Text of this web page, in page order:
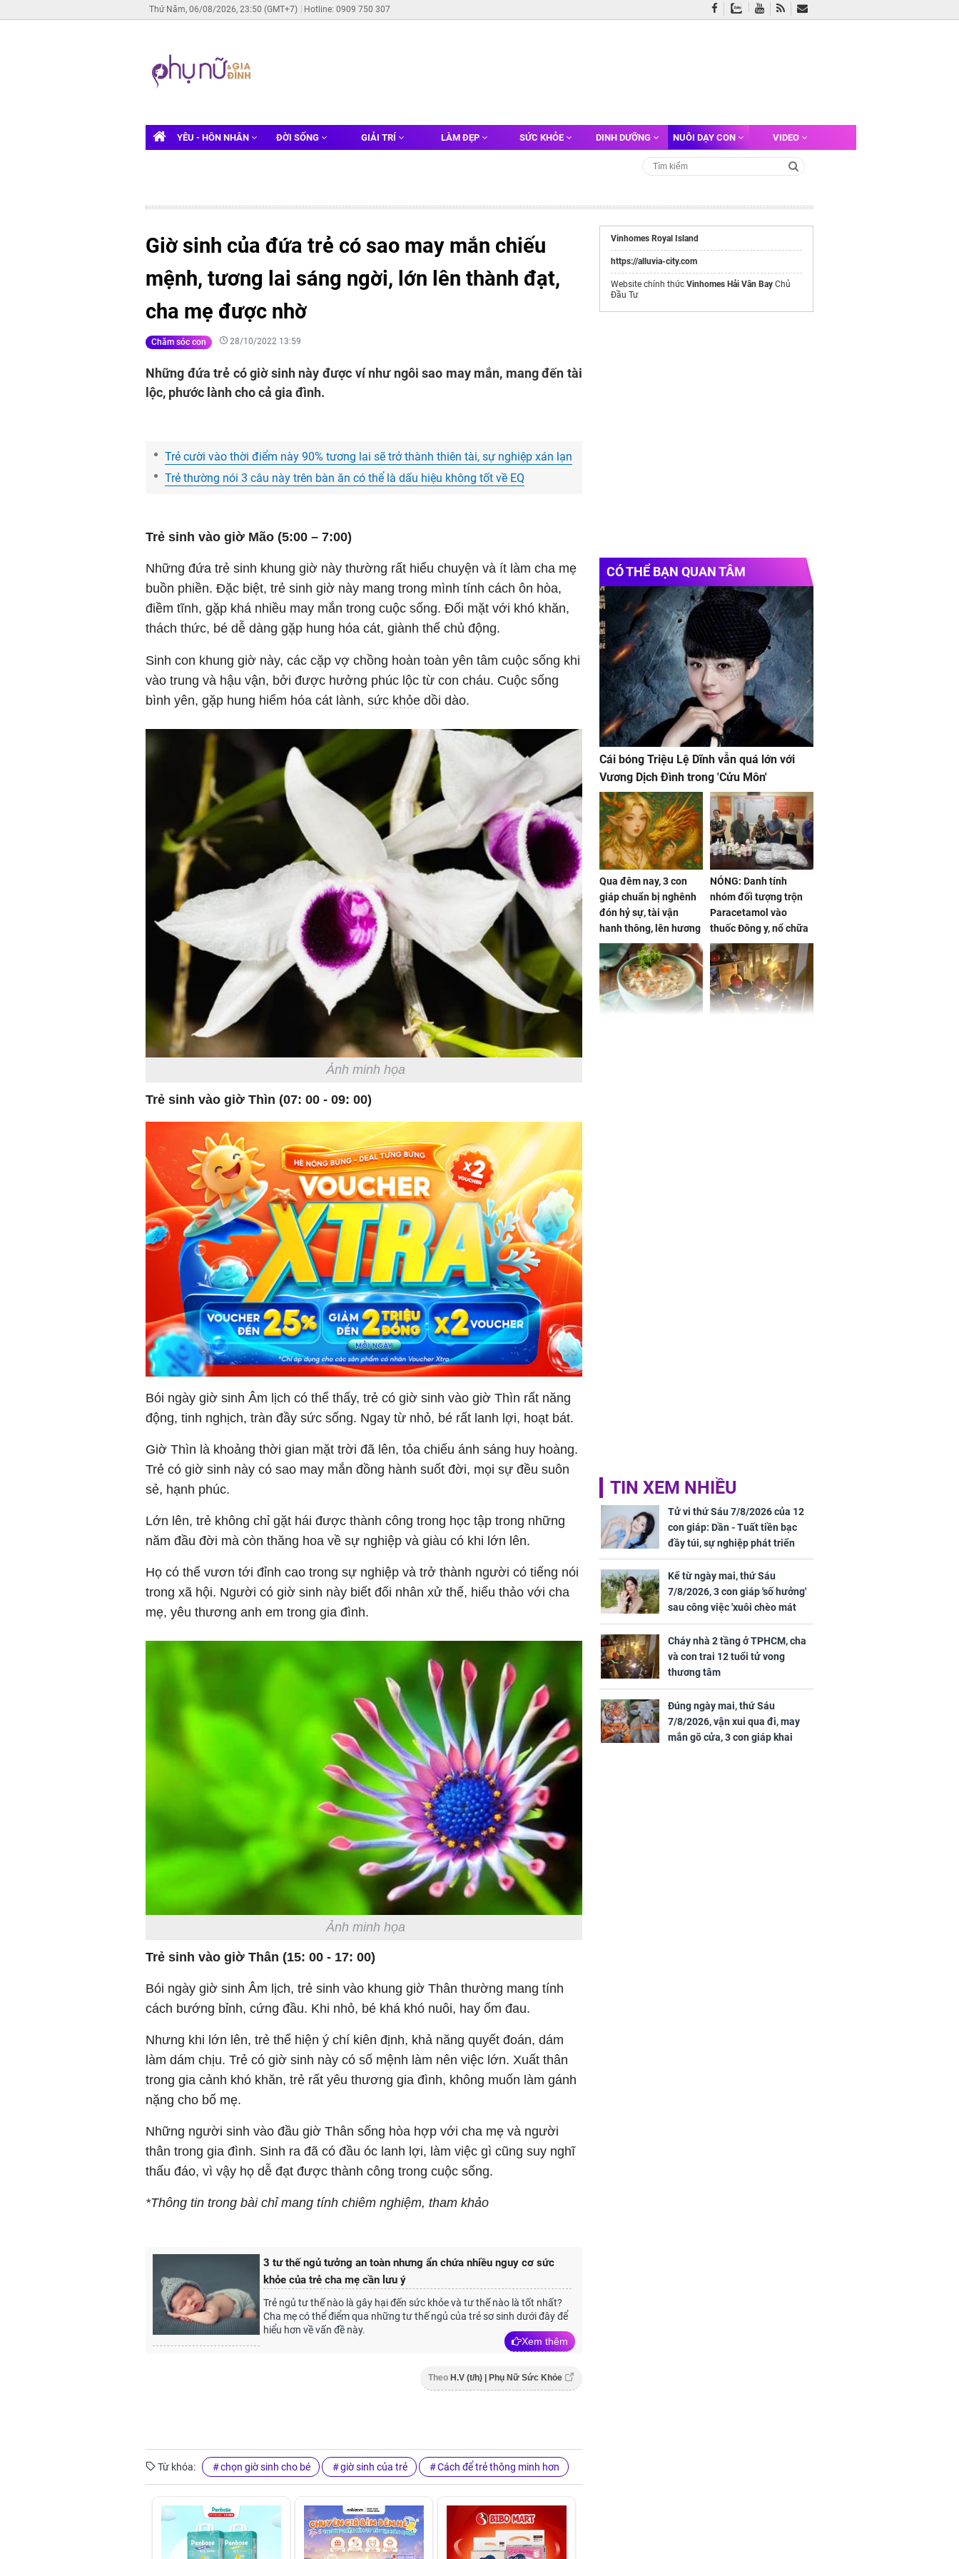
Thứ Năm, 06/08/2026, 23:50 (GMT+7) Hotline: 0909 750 307
YÊU - HÔN NHÂN ĐỜI SỐNG GIẢI TRÍ LÀM ĐẸP SỨC KHỎE DINH DƯỠNG NUÔI DẠY CON VIDEO
Giờ sinh của đứa trẻ có sao may mắn chiếu
mệnh, tương lai sáng ngời, lớn lên thành đạt,
cha mẹ được nhờ
Chăm sóc con 28/10/2022 13:59
Những đứa trẻ có giờ sinh này được ví như ngôi sao may mắn, mang đến tài
lộc, phước lành cho cả gia đình.
Trẻ cười vào thời điểm này 90% tương lai sẽ trở thành thiên tài, sự nghiệp xán lạn
Trẻ thường nói 3 câu này trên bàn ăn có thể là dấu hiệu không tốt về EQ
Trẻ sinh vào giờ Mão (5:00 – 7:00)
Những đứa trẻ sinh khung giờ này thường rất hiểu chuyện và ít làm cha mẹ
buồn phiền. Đặc biệt, trẻ sinh giờ này mang trong mình tính cách ôn hòa,
điềm tĩnh, gặp khá nhiều may mắn trong cuộc sống. Đối mặt với khó khăn,
thách thức, bé dễ dàng gặp hung hóa cát, giành thế chủ động.
Sinh con khung giờ này, các cặp vợ chồng hoàn toàn yên tâm cuộc sống khi
vào trung và hậu vận, bởi được hưởng phúc lộc từ con cháu. Cuộc sống
bình yên, gặp hung hiểm hóa cát lành, sức khỏe dồi dào.
Ảnh minh họa
Trẻ sinh vào giờ Thìn (07: 00 - 09: 00)
Bói ngày giờ sinh Âm lịch có thể thấy, trẻ có giờ sinh vào giờ Thìn rất năng
động, tinh nghịch, tràn đầy sức sống. Ngay từ nhỏ, bé rất lanh lợi, hoạt bát.
Giờ Thìn là khoảng thời gian mặt trời đã lên, tỏa chiếu ánh sáng huy hoàng.
Trẻ có giờ sinh này có sao may mắn đồng hành suốt đời, mọi sự đều suôn
sẻ, hạnh phúc.
Lớn lên, trẻ không chỉ gặt hái được thành công trong học tập trong những
năm đầu đời mà còn thăng hoa về sự nghiệp và giàu có khi lớn lên.
Họ có thể vươn tới đỉnh cao trong sự nghiệp và trở thành người có tiếng nói
trong xã hội. Người có giờ sinh này biết đối nhân xử thế, hiếu thảo với cha
mẹ, yêu thương anh em trong gia đình.
Ảnh minh họa
Trẻ sinh vào giờ Thân (15: 00 - 17: 00)
Bói ngày giờ sinh Âm lịch, trẻ sinh vào khung giờ Thân thường mang tính
cách bướng bỉnh, cứng đầu. Khi nhỏ, bé khá khó nuôi, hay ốm đau.
Nhưng khi lớn lên, trẻ thể hiện ý chí kiên định, khả năng quyết đoán, dám
làm dám chịu. Trẻ có giờ sinh này có số mệnh làm nên việc lớn. Xuất thân
trong gia cảnh khó khăn, trẻ rất yêu thương gia đình, không muốn làm gánh
nặng cho bố mẹ.
Những người sinh vào đầu giờ Thân sống hòa hợp với cha mẹ và người
thân trong gia đình. Sinh ra đã có đầu óc lanh lợi, làm việc gì cũng suy nghĩ
thấu đáo, vì vậy họ dễ đạt được thành công trong cuộc sống.
*Thông tin trong bài chỉ mang tính chiêm nghiệm, tham khảo
3 tư thế ngủ tưởng an toàn nhưng ẩn chứa nhiều nguy cơ sức
khỏe của trẻ cha mẹ cần lưu ý
Trẻ ngủ tư thế nào là gây hại đến sức khỏe và tư thế nào là tốt nhất?
Cha mẹ có thể điểm qua những tư thế ngủ của trẻ sơ sinh dưới đây để
hiểu hơn về vấn đề này.
Xem thêm
Theo H.V (t/h) | Phụ Nữ Sức Khỏe
Từ khóa: chọn giờ sinh cho bé giờ sinh của trẻ Cách để trẻ thông minh hơn
Vinhomes Royal Island
https://alluvia-city.com
Website chính thức Vinhomes Hải Vân Bay Chủ
Đầu Tư
CÓ THỂ BẠN QUAN TÂM
Cái bóng Triệu Lệ Dĩnh vẫn quá lớn với
Vương Dịch Đình trong 'Cửu Môn'
Qua đêm nay, 3 con
giáp chuẩn bị nghênh
đón hỷ sự, tài vận
hanh thông, lên hương
hóa Rồng hóa Phượng,
gom hết may mắn về
nhà
NÓNG: Danh tính
nhóm đối tượng trộn
Paracetamol vào
thuốc Đông y, nổ chữa
bách bệnh
TIN XEM NHIỀU
Tử vi thứ Sáu 7/8/2026 của 12
con giáp: Dần - Tuất tiền bạc
đầy túi, sự nghiệp phát triển
hưng thịnh, Mão - Thân tài lộc
ảm đạm, mọi sự khó thành công
mỹ mãn
Kể từ ngày mai, thứ Sáu
7/8/2026, 3 con giáp 'số hưởng'
sau công việc 'xuôi chèo mát
mái', tiền tài 'thu về như nước',
tình duyên viên mãn
Cháy nhà 2 tầng ở TPHCM, cha
và con trai 12 tuổi tử vong
thương tâm
Đúng ngày mai, thứ Sáu
7/8/2026, vận xui qua đi, may
mắn gõ cửa, 3 con giáp khai